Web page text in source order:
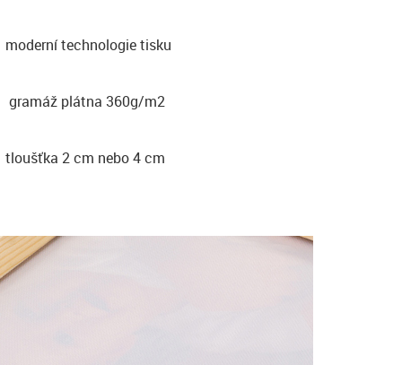
moderní technologie tisku
gramáž plátna 360g/m2
tloušťka 2 cm nebo 4 cm